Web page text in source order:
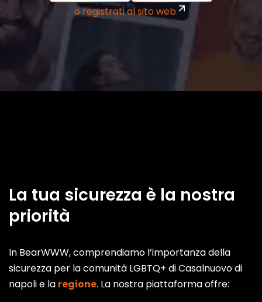
o registrati al sito web
La tua sicurezza è la nostra
priorità
In BearWWW, comprendiamo l’importanza della
sicurezza per la comunità LGBTQ+ di Casalnuovo di
napoli e la regione. La nostra piattaforma offre: